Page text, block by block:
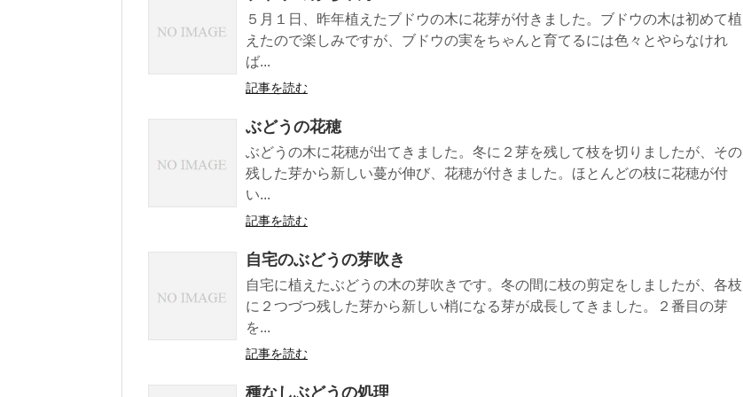
５月１日、昨年植えたブドウの木に花芽が付きました。ブドウの木は初めて植
えたので楽しみですが、ブドウの実をちゃんと育てるには色々とやらなけれ
ば...
記事を読む
ぶどうの花穂
ぶどうの木に花穂が出てきました。冬に２芽を残して枝を切りましたが、その
残した芽から新しい蔓が伸び、花穂が付きました。ほとんどの枝に花穂が付
い...
記事を読む
自宅のぶどうの芽吹き
自宅に植えたぶどうの木の芽吹きです。冬の間に枝の剪定をしましたが、各枝
に２つづつ残した芽から新しい梢になる芽が成長してきました。２番目の芽
を...
記事を読む
種なしぶどうの処理